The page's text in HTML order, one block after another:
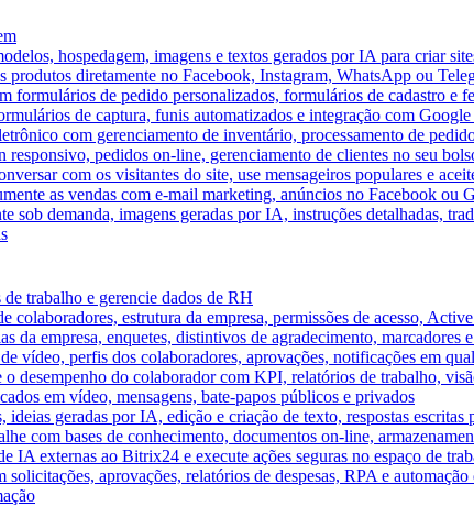
hospedagem, imagens e textos gerados por IA para criar
produtos diretamente no Facebook, Instagram, WhatsApp ou
formulários de pedido personalizados, formulários de cadastro e
de captura, funis automatizados e integração com
com gerenciamento de inventário, processamento de
responsivo, pedidos on-line, gerenciamento de clientes no seu
com os visitantes do site, use mensageiros populares e
as vendas com e-mail marketing, anúncios no Facebook ou
sob demanda, imagens geradas por IA, instruções detalhadas,
trabalho e gerencie dados de RH
colaboradores, estrutura da empresa, permissões de acesso,
da empresa, enquetes, distintivos de agradecimento, marcadores
vídeo, perfis dos colaboradores, aprovações, notificações em
desempenho do colaborador com KPI, relatórios de trabalho,
em vídeo, mensagens, bate-papos públicos e privados
ideias geradas por IA, edição e criação de texto, respostas
com bases de conhecimento, documentos on-line,
IA externas ao Bitrix24 e execute ações seguras no espaço de
solicitações, aprovações, relatórios de despesas, RPA e